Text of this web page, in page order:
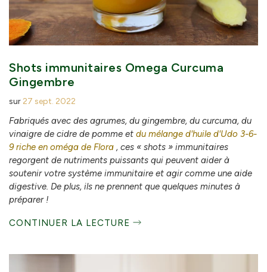
Shots immunitaires Omega Curcuma
Gingembre
sur 27 sept. 2022
Fabriqués avec des agrumes, du gingembre, du curcuma, du
vinaigre de cidre de pomme et du mélange d'huile d'Udo 3-6-
9 riche en oméga de Flora , ces « shots » immunitaires
regorgent de nutriments puissants qui peuvent aider à
soutenir votre système immunitaire et agir comme une aide
digestive. De plus, ils ne prennent que quelques minutes à
préparer !
CONTINUER LA LECTURE